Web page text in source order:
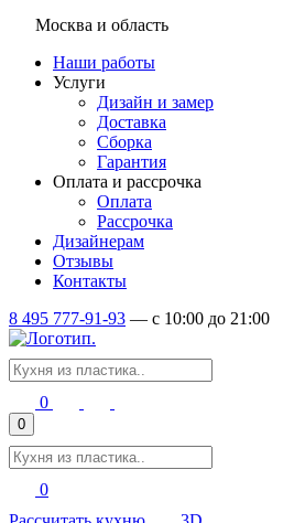
Москва и область
Наши работы
Услуги
Дизайн и замер
Доставка
Сборка
Гарантия
Оплата и рассрочка
Оплата
Рассрочка
Дизайнерам
Отзывы
Контакты
8 495 777-91-93 — c 10:00 до 21:00
0
0
0